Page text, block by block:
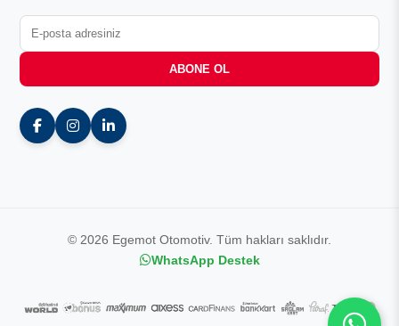
ABONE OL
© 2026 Egemot Otomotiv. Tüm hakları saklıdır.
WhatsApp Destek